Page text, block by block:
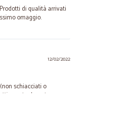
di qualità arrivati
omaggio.
12/02/2022
schiacciati o
eventualmente